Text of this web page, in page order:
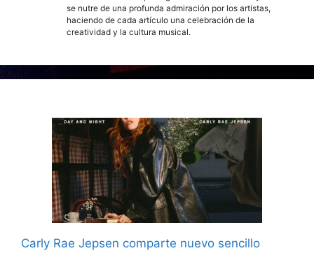
se nutre de una profunda admiración por los artistas,
haciendo de cada artículo una celebración de la
creatividad y la cultura musical.
Carly Rae Jepsen comparte nuevo sencillo